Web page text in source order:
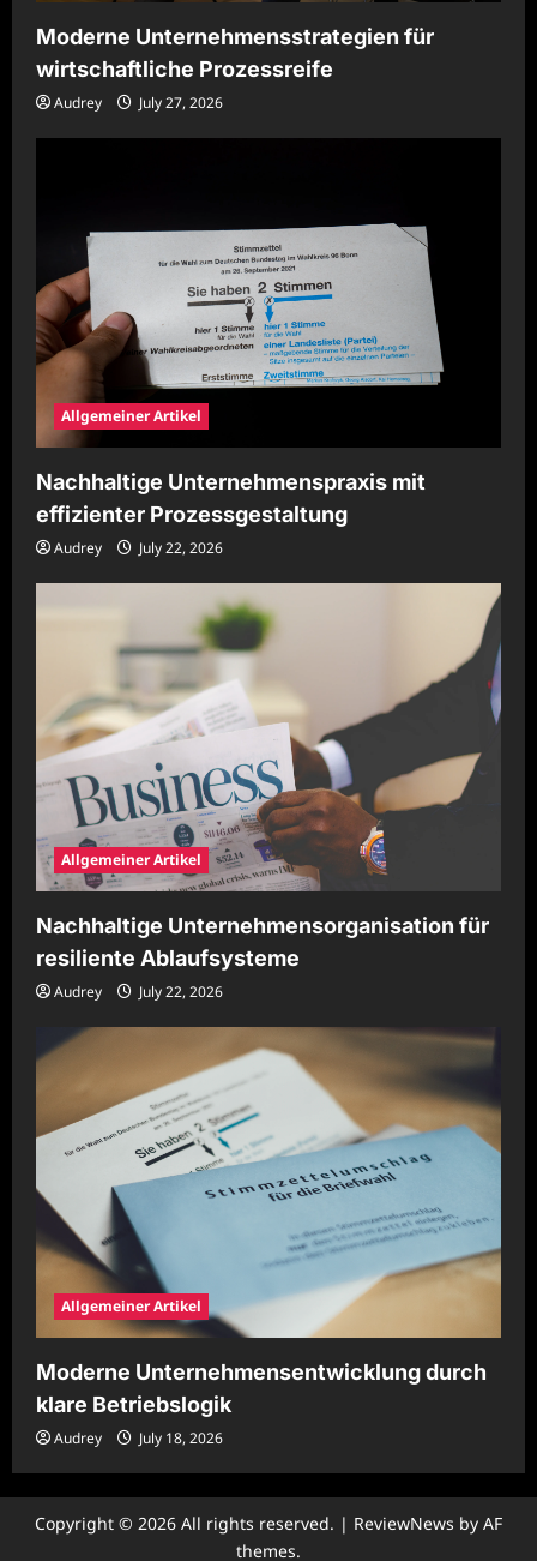
Moderne Unternehmensstrategien für
wirtschaftliche Prozessreife
Audrey July 27, 2026
Allgemeiner Artikel
Nachhaltige Unternehmenspraxis mit
effizienter Prozessgestaltung
Audrey July 22, 2026
Allgemeiner Artikel
Nachhaltige Unternehmensorganisation für
resiliente Ablaufsysteme
Audrey July 22, 2026
Allgemeiner Artikel
Moderne Unternehmensentwicklung durch
klare Betriebslogik
Audrey July 18, 2026
Copyright © 2026 All rights reserved. | ReviewNews by AF
themes.